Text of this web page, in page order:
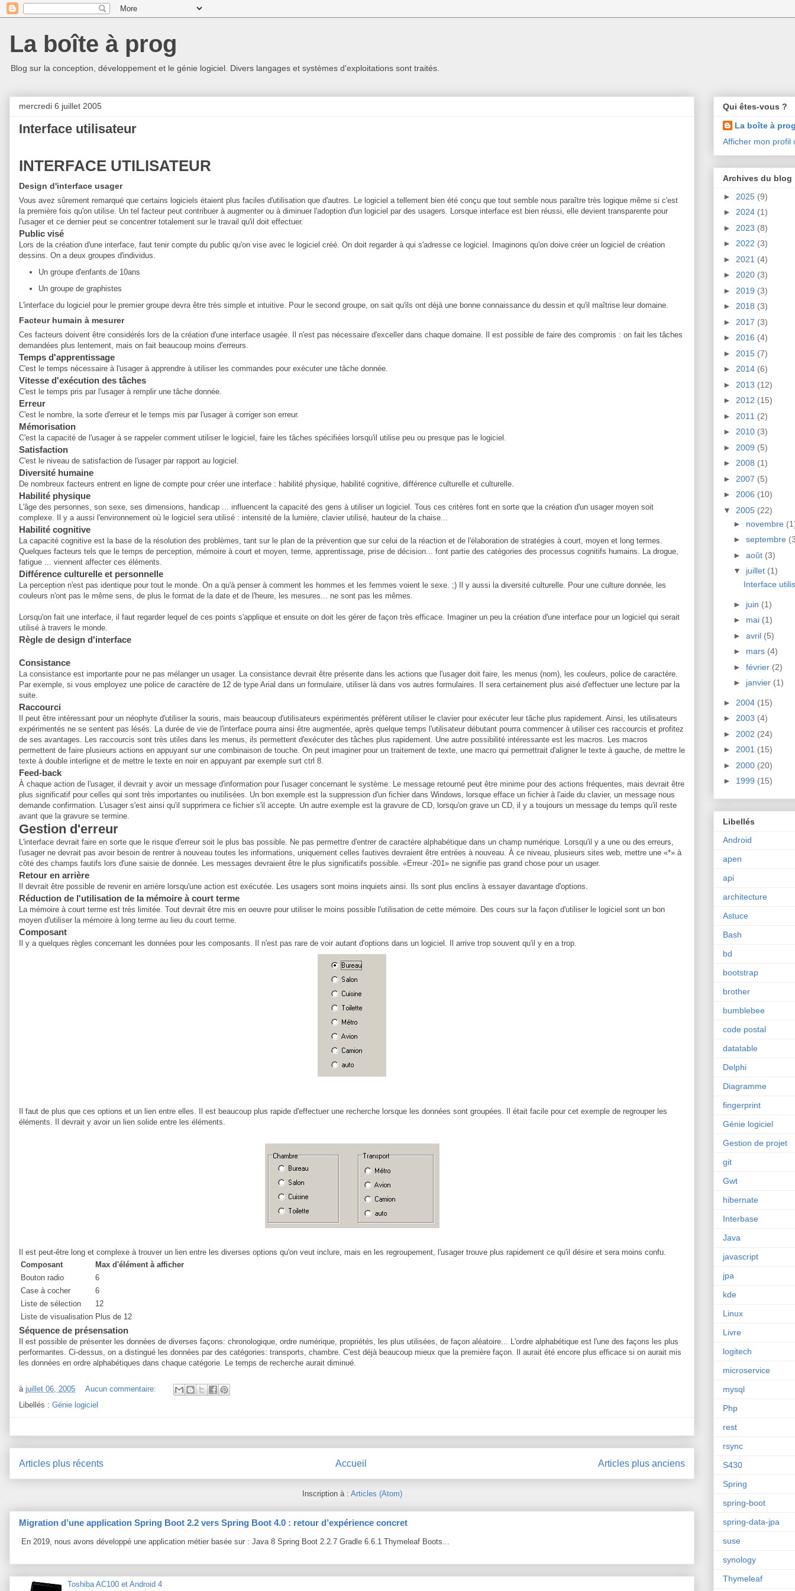
La boîte à prog
Blog sur la conception, développement et le génie logiciel. Divers langages et systèmes d'exploitations sont traités.
mercredi 6 juillet 2005
Interface utilisateur
INTERFACE UTILISATEUR
Design d'interface usager
Vous avez sûrement remarqué que certains logiciels étaient plus faciles d'utilisation que d'autres. Le logiciel a tellement bien été conçu que tout semble nous paraître très logique même si c'est
la première fois qu'on utilise. Un tel facteur peut contribuer à augmenter ou à diminuer l'adoption d'un logiciel par des usagers. Lorsque interface est bien réussi, elle devient transparente pour
l'usager et ce dernier peut se concentrer totalement sur le travail qu'il doit effectuer.
Public visé
Lors de la création d'une interface, faut tenir compte du public qu'on vise avec le logiciel créé. On doit regarder à qui s'adresse ce logiciel. Imaginons qu'on doive créer un logiciel de création
dessins. On a deux groupes d'individus.
Un groupe d'enfants de 10ans
Un groupe de graphistes
L'interface du logiciel pour le premier groupe devra être très simple et intuitive. Pour le second groupe, on sait qu'ils ont déjà une bonne connaissance du dessin et qu'il maîtrise leur domaine.
Facteur humain à mesurer
Ces facteurs doivent être considérés lors de la création d'une interface usagée. Il n'est pas nécessaire d'exceller dans chaque domaine. Il est possible de faire des compromis : on fait les tâches
demandées plus lentement, mais on fait beaucoup moins d'erreurs.
Temps d'apprentissage
C'est le temps nécessaire à l'usager à apprendre à utiliser les commandes pour exécuter une tâche donnée.
Vitesse d'exécution des tâches
C'est le temps pris par l'usager à remplir une tâche donnée.
Erreur
C'est le nombre, la sorte d'erreur et le temps mis par l'usager à corriger son erreur.
Mémorisation
C'est la capacité de l'usager à se rappeler comment utiliser le logiciel, faire les tâches spécifiées lorsqu'il utilise peu ou presque pas le logiciel.
Satisfaction
C'est le niveau de satisfaction de l'usager par rapport au logiciel.
Diversité humaine
De nombreux facteurs entrent en ligne de compte pour créer une interface : habilité physique, habilité cognitive, différence culturelle et culturelle.
Habilité physique
L'âge des personnes, son sexe, ses dimensions, handicap ... influencent la capacité des gens à utiliser un logiciel. Tous ces critères font en sorte que la création d'un usager moyen soit
complexe. Il y a aussi l'environnement où le logiciel sera utilisé : intensité de la lumière, clavier utilisé, hauteur de la chaise...
Habilité cognitive
La capacité cognitive est la base de la résolution des problèmes, tant sur le plan de la prévention que sur celui de la réaction et de l'élaboration de stratégies à court, moyen et long termes.
Quelques facteurs tels que le temps de perception, mémoire à court et moyen, terme, apprentissage, prise de décision... font partie des catégories des processus cognitifs humains. La drogue,
fatigue ... viennent affecter ces éléments.
Différence culturelle et personnelle
La perception n'est pas identique pour tout le monde. On a qu'à penser à comment les hommes et les femmes voient le sexe. ;) Il y aussi la diversité culturelle. Pour une culture donnée, les
couleurs n'ont pas le même sens, de plus le format de la date et de l'heure, les mesures... ne sont pas les mêmes.
Lorsqu'on fait une interface, il faut regarder lequel de ces points s'applique et ensuite on doit les gérer de façon très efficace. Imaginer un peu la création d'une interface pour un logiciel qui serait
utilisé à travers le monde.
Règle de design d'interface
Consistance
La consistance est importante pour ne pas mélanger un usager. La consistance devrait être présente dans les actions que l'usager doit faire, les menus (nom), les couleurs, police de caractère.
Par exemple, si vous employez une police de caractère de 12 de type Arial dans un formulaire, utiliser là dans vos autres formulaires. Il sera certainement plus aisé d'effectuer une lecture par la
suite.
Raccourci
Il peut être intéressant pour un néophyte d'utiliser la souris, mais beaucoup d'utilisateurs expérimentés préfèrent utiliser le clavier pour exécuter leur tâche plus rapidement. Ainsi, les utilisateurs
expérimentés ne se sentent pas lésés. La durée de vie de l'interface pourra ainsi être augmentée, après quelque temps l'utilisateur débutant pourra commencer à utiliser ces raccourcis et profitez
de ses avantages. Les raccourcis sont très utiles dans les menus, ils permettent d'exécuter des tâches plus rapidement. Une autre possibilité intéressante est les macros. Les macros
permettent de faire plusieurs actions en appuyant sur une combinaison de touche. On peut imaginer pour un traitement de texte, une macro qui permettrait d'aligner le texte à gauche, de mettre le
texte à double interligne et de mettre le texte en noir en appuyant par exemple surt ctrl 8.
Feed-back
À chaque action de l'usager, il devrait y avoir un message d'information pour l'usager concernant le système. Le message retourné peut être minime pour des actions fréquentes, mais devrait être
plus significatif pour celles qui sont très importantes ou inutilisées. Un bon exemple est la suppression d'un fichier dans Windows, lorsque efface un fichier à l'aide du clavier, un message nous
demande confirmation. L'usager s'est ainsi qu'il supprimera ce fichier s'il accepte. Un autre exemple est la gravure de CD, lorsqu'on grave un CD, il y a toujours un message du temps qu'il reste
avant que la gravure se termine.
Gestion d'erreur
L'interface devrait faire en sorte que le risque d'erreur soit le plus bas possible. Ne pas permettre d'entrer de caractère alphabétique dans un champ numérique. Lorsqu'il y a une ou des erreurs,
l'usager ne devrait pas avoir besoin de rentrer à nouveau toutes les informations, uniquement celles fautives devraient être entrées à nouveau. À ce niveau, plusieurs sites web, mettre une «*» à
côté des champs fautifs lors d'une saisie de donnée. Les messages devraient être le plus significatifs possible. «Erreur -201» ne signifie pas grand chose pour un usager.
Retour en arrière
Il devrait être possible de revenir en arrière lorsqu'une action est exécutée. Les usagers sont moins inquiets ainsi. Ils sont plus enclins à essayer davantage d'options.
Réduction de l'utilisation de la mémoire à court terme
La mémoire à court terme est très limitée. Tout devrait être mis en oeuvre pour utiliser le moins possible l'utilisation de cette mémoire. Des cours sur la façon d'utiliser le logiciel sont un bon
moyen d'utiliser la mémoire à long terme au lieu du court terme.
Composant
Il y a quelques règles concernant les données pour les composants. Il n'est pas rare de voir autant d'options dans un logiciel. Il arrive trop souvent qu'il y en a trop.
Il faut de plus que ces options et un lien entre elles. Il est beaucoup plus rapide d'effectuer une recherche lorsque les données sont groupées. Il était facile pour cet exemple de regrouper les
éléments. Il devrait y avoir un lien solide entre les éléments.
Il est peut-être long et complexe à trouver un lien entre les diverses options qu'on veut inclure, mais en les regroupement, l'usager trouve plus rapidement ce qu'il désire et sera moins confu.
Composant
Max d'élément à afficher
Bouton radio
6
Case à cocher
6
Liste de sélection
12
Liste de visualisation Plus de 12
Séquence de présensation
Il est possible de présenter les données de diverses façons: chronologique, ordre numérique, propriétés, les plus utilisées, de façon aléatoire... L'ordre alphabétique est l'une des façons les plus
performantes. Ci-dessus, on a distingué les données par des catégories: transports, chambre. C'est déjà beaucoup mieux que la première façon. Il aurait été encore plus efficace si on aurait mis
les données en ordre alphabétiques dans chaque catégorie. Le temps de recherche aurait diminué.
à juillet 06, 2005
Aucun commentaire:
Libellés : Génie logiciel
Articles plus récents Articles plus anciens
Accueil
Inscription à : Articles (Atom)
Migration d’une application Spring Boot 2.2 vers Spring Boot 4.0 : retour d’expérience concret
En 2019, nous avons développé une application métier basée sur : Java 8 Spring Boot 2.2.7 Gradle 6.6.1 Thymeleaf Boots...
Toshiba AC100 et Android 4
Qui êtes-vous ?
La boîte à
Afficher mon profil
Archives du blog
► 2025 (9)
► 2024 (1)
► 2023 (8)
► 2022 (3)
► 2021 (4)
► 2020 (3)
► 2019 (3)
► 2018 (3)
► 2017 (3)
► 2016 (4)
► 2015 (7)
► 2014 (6)
► 2013 (12)
► 2012 (15)
► 2011 (2)
► 2010 (3)
► 2009 (5)
► 2008 (1)
► 2007 (5)
► 2006 (10)
▼ 2005 (22)
► novembre
► septembre
► août (3)
▼ juillet (1)
Interface
► juin (1)
► mai (1)
► avril (5)
► mars (4)
► février (2)
► janvier (1)
► 2004 (15)
► 2003 (4)
► 2002 (24)
► 2001 (15)
► 2000 (20)
► 1999 (15)
Libellés
Android
apen
api
architecture
Astuce
Bash
bd
bootstrap
brother
bumblebee
code postal
datatable
Delphi
Diagramme
fingerprint
Génie logiciel
Gestion de projet
git
Gwt
hibernate
Interbase
Java
javascript
jpa
kde
Linux
Livre
logitech
microservice
mysql
Php
rest
rsync
S430
Spring
spring-boot
spring-data-jpa
suse
synology
Thymeleaf